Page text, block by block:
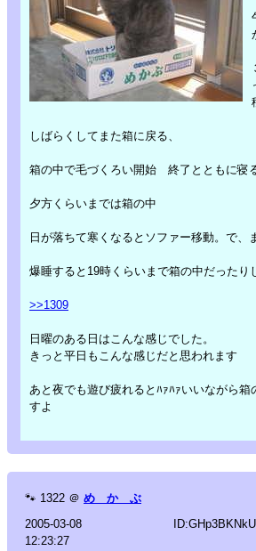
しばらくしてまた箱に戻る、
箱の中で毛づくろい開始 終了とともに寝る
夕方くらいまでは箱の中
日が落ちて寒くなるとソファー移動。で、
爆睡すると19時くらいまで箱の中だったり
>>1309
日曜のある日はこんな感じでした。
きっと平日もこんな感じだと思われます
あと夜でも遊び疲れるとﾊｧﾊｧいいながら箱
すよ
🐾 1322 ＠ め か ぶ
2005-03-08
12:23:27